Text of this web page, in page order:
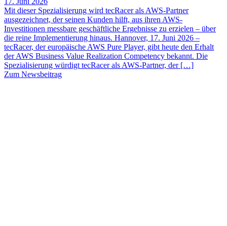
Mit dieser Spezialisierung wird tecRacer als AWS-Partner
ausgezeichnet, der seinen Kunden hilft, aus ihren AWS-
Investitionen messbare geschäftliche Ergebnisse zu erzielen – über
die reine Implementierung hinaus. Hannover, 17. Juni 2026 –
tecRacer, der europäische AWS Pure Player, gibt heute den Erhalt
der AWS Business Value Realization Competency bekannt. Die
Spezialisierung würdigt tecRacer als AWS-Partner, der […]
Zum Newsbeitrag